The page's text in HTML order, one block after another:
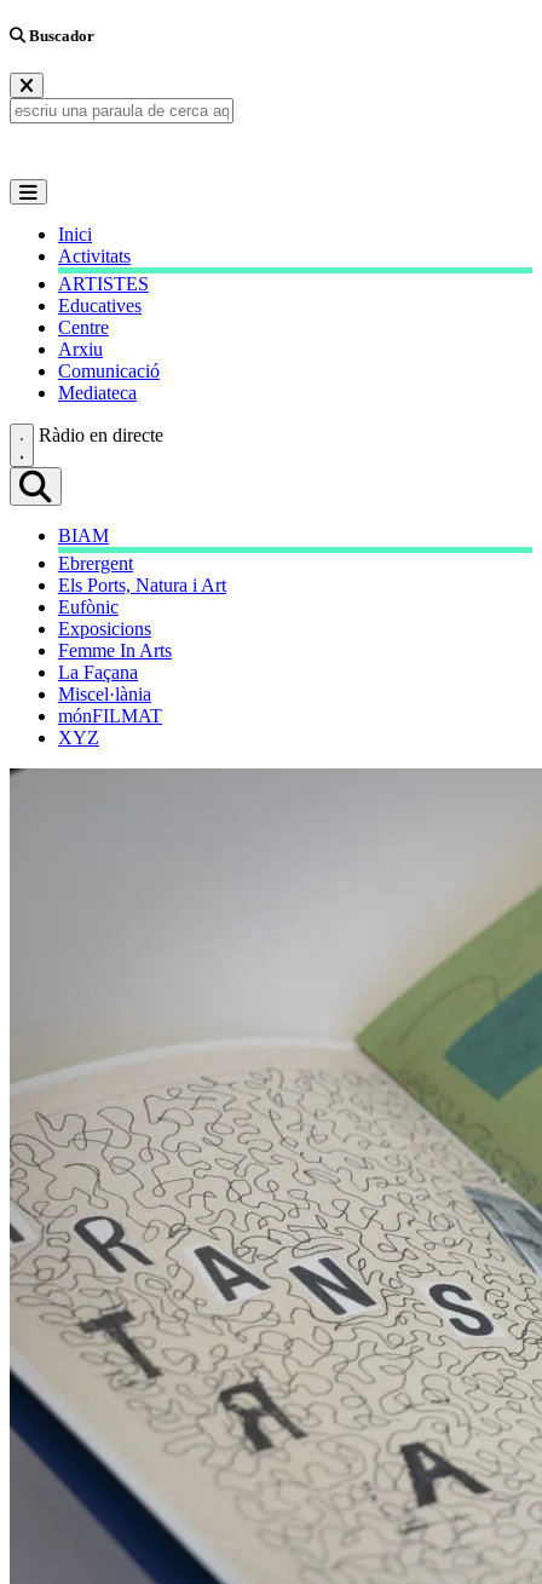
Buscador
Inici
Activitats
ARTISTES
Educatives
Centre
Arxiu
Comunicació
Mediateca
Ràdio en directe
BIAM
Ebrergent
Els Ports, Natura i Art
Eufònic
Exposicions
Femme In Arts
La Façana
Miscel·lània
mónFILMAT
XYZ